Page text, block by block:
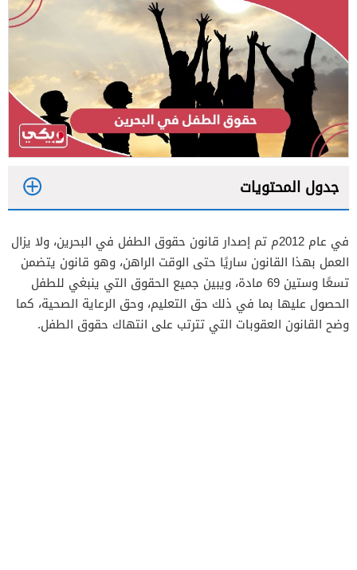
جدول المحتويات
2
في عام 2012م تم إصدار قانون حقوق الطفل في البحرين، ولا يزال
العمل بهذا القانون ساريًا حتى الوقت الراهن، وهو قانون يتضمن
تسعًا وستين 69 مادة، ويبين جميع الحقوق التي ينبغي للطفل
الحصول عليها بما في ذلك حق التعليم، وحق الرعاية الصحية، كما
وضح القانون العقوبات التي تترتب على انتهاك حقوق الطفل.